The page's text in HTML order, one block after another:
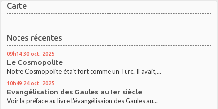
Carte
Notes récentes
09h14 30 oct. 2025
Le Cosmopolite
Notre Cosmopolite était fort comme un Turc. Il avait,...
10h49 24 oct. 2025
Evangélisation des Gaules au Ier siècle
Voir la préface au livre L'évangélisaion des Gaules au...